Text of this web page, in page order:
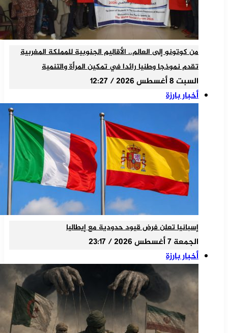
من كوتونو إلى العالم.. الأقاليم الجنوبية للمملكة المغربية
تقدم نموذجا وطنيا رائدا في تمكين المرأة والتنمية
السبت 8 أغسطس 2026 / 12:27
أخبار بارزة
إسبانيا تعلن فرض قيود حدودية مع إيطاليا
الجمعة 7 أغسطس 2026 / 23:17
أخبار بارزة